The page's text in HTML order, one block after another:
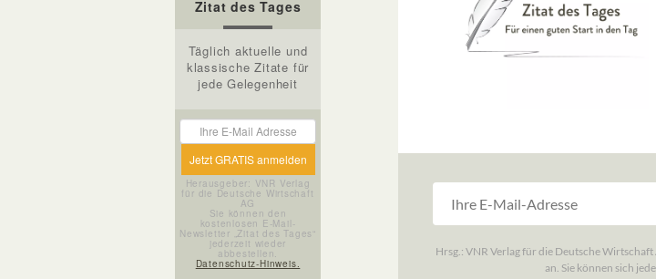
Zitat des Tages
Täglich aktuelle und
klassische Zitate für
jede Gelegenheit
Herausgeber: VNR Verlag
für die Deutsche Wirtschaft
AG
Sie können den
kostenlosen E-Mail-
Newsletter „Zitat des Tages“
jederzeit wieder
abbestellen.
Datenschutz-Hinweis.